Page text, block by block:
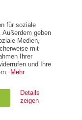
ZUM THEMA
für soziale
Außerdem geben
Medien,
mit
Ihrer
und Ihre
Mehr
Details
zeigen